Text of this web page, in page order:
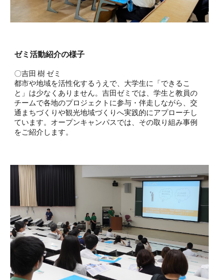
ゼミ活動紹介の様子
〇吉田 樹 ゼミ
都市や地域を活性化するうえで、大学生に「できるこ
と」は少なくありません。吉田ゼミでは、学生と教員の
チームで各地のプロジェクトに参与・伴走しながら、交
通まちづくりや観光地域づくりへ実践的にアプローチし
ています。オープンキャンパスでは、その取り組み事例
をご紹介します。